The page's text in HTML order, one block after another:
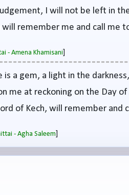
I will not be left in
will remember me and call me
- Amena Khamisani
is a gem, a light in the darkness,
me at reckoning on the Day
of Kech, will remember and
- Agha Saleem